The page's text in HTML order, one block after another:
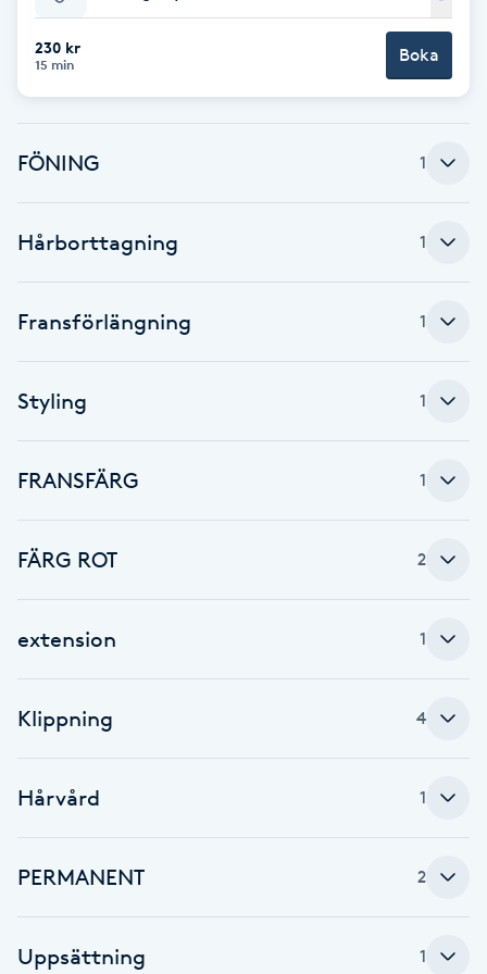
Babylights
Balayage
Bambumassage
Barnklippning
Blowout
Bottenfärg
Brynformning
Brynplockning
Bröllopsuppsättning
Celluliter
Color correction
230 kr
15 min Boka
FÖNING 1
Hårborttagning 1
Fransförlängning 1
Styling 1
FRANSFÄRG 1
FÄRG ROT 2
extension 1
Klippning 4
Hårvård 1
PERMANENT 2
Uppsättning 1